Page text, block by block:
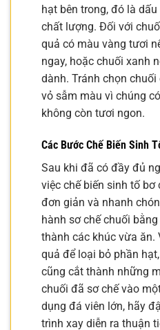
hạt bên trong, đó là
chất lượng. Đối với
quả có màu vàng tươi
ngay, hoặc chuối xanh
dành. Tránh chọn
vỏ sẫm màu vì chúng
không còn tươi ngon.
Các Bước Chế Biến Sinh
Sau khi đã có đầy đủ
việc chế biến sinh tố bơ
đơn giản và nhanh
hành sơ chế chuối
thành các khúc vừa ăn.
quả để loại bỏ phần
cũng cắt thành những
chuối đã sơ chế vào
dụng đá viên lớn, hãy
trình xay diễn ra thuận